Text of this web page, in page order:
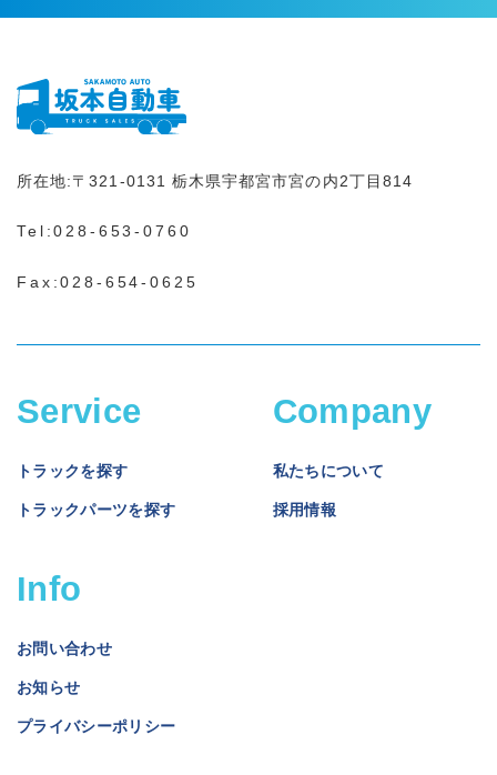
所在地:〒321-0131 栃木県宇都宮市宮の内2丁目814
Tel:028-653-0760
Fax:028-654-0625
Service
トラックを探す
トラックパーツを探す
Company
私たちについて
採用情報
Info
お問い合わせ
お知らせ
プライバシーポリシー